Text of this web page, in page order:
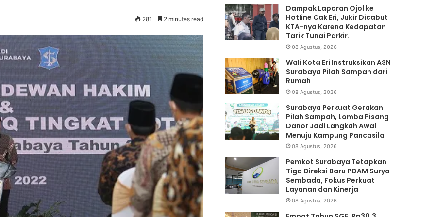
281 2 minutes read
Dampak Laporan Ojol ke
Hotline Cak Eri, Jukir Dicabut
KTA-nya Karena Kedapatan
Tarik Tunai Parkir.
08 Agustus, 2026
Wali Kota Eri Instruksikan ASN
Surabaya Pilah Sampah dari
Rumah
08 Agustus, 2026
Surabaya Perkuat Gerakan
Pilah Sampah, Lomba Pisang
Danor Jadi Langkah Awal
Menuju Kampung Pancasila
08 Agustus, 2026
Pemkot Surabaya Tetapkan
Tiga Direksi Baru PDAM Surya
Sembada, Fokus Perkuat
Layanan dan Kinerja
08 Agustus, 2026